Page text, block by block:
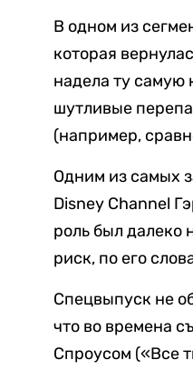
В одном из
которая
надела ту самую
шутливые
(например,
Одним из самых
Disney Channel
роль был далеко
риск, по его
Спецвыпуск не
что во времена
Спроусом («Все